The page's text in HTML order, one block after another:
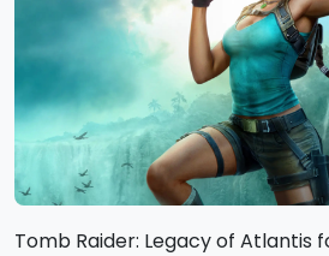
Tomb Raider: Legacy of Atlantis